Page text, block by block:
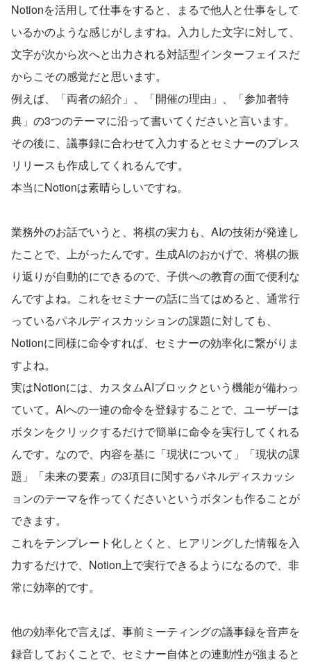
Notionを活用して仕事をすると、まるで他人と仕事をして
いるかのような感じがしますね。入力した文字に対して、
文字が次から次へと出力される対話型インターフェイスだ
からこその感覚だと思います。
例えば、「両者の紹介」、「開催の理由」、「参加者特
典」の3つのテーマに沿って書いてくださいと言います。
その後に、議事録に合わせて入力するとセミナーのプレス
リリースも作成してくれるんです。
本当にNotionは素晴らしいですね。
業務外のお話でいうと、将棋の実力も、AIの技術が発達し
たことで、上がったんです。生成AIのおかげで、将棋の振
り返りが自動的にできるので、子供への教育の面で便利な
んですよね。これをセミナーの話に当てはめると、通常行
っているパネルディスカッションの課題に対しても、
Notionに同様に命令すれば、セミナーの効率化に繋がりま
すよね。
実はNotionには、カスタムAIブロックという機能が備わっ
ていて。AIへの一連の命令を登録することで、ユーザーは
ボタンをクリックするだけで簡単に命令を実行してくれる
んです。なので、内容を基に「現状について」「現状の課
題」「未来の要素」の3項目に関するパネルディスカッシ
ョンのテーマを作ってくださいというボタンも作ることが
できます。
これをテンプレート化しとくと、ヒアリングした情報を入
力するだけで、Notion上で実行できるようになるので、非
常に効率的です。
他の効率化で言えば、事前ミーティングの議事録を音声を
録音しておくことで、セミナー自体との連動性が強まると